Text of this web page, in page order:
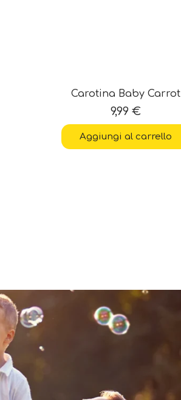
Carotina Baby Carrot
9,99 €
Aggiungi al carrello